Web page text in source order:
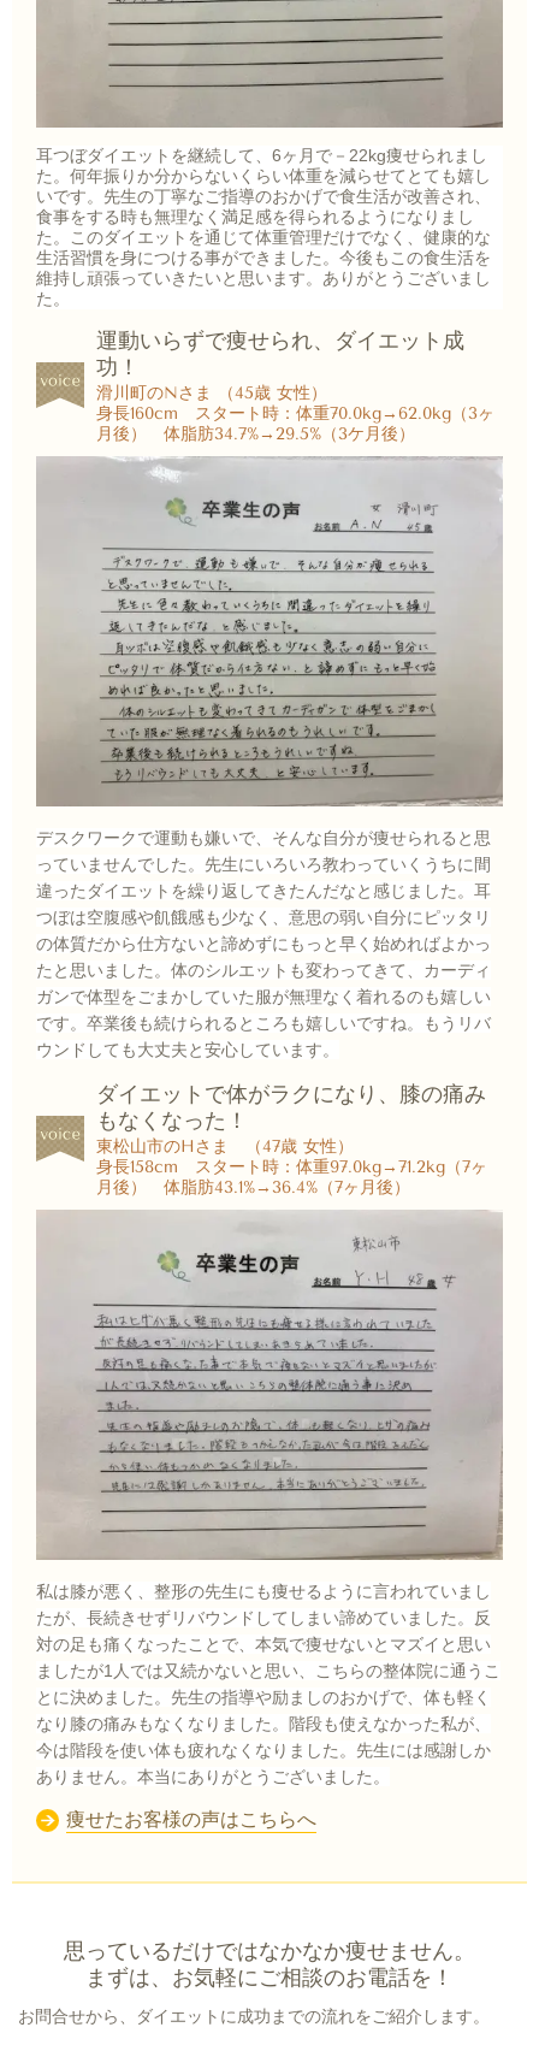
耳つぼダイエットを継続して、6ヶ月で－22kg痩せられまし
た。何年振りか分からないくらい体重を減らせてとても嬉し
いです。先生の丁寧なご指導のおかげで食生活が改善され、
食事をする時も無理なく満足感を得られるようになりまし
た。このダイエットを通じて体重管理だけでなく、健康的な
生活習慣を身につける事ができました。今後もこの食生活を
維持し頑張っていきたいと思います。ありがとうございまし
た。
運動いらずで痩せられ、ダイエット成
功！
滑川町のNさま （45歳 女性）
身長160cm スタート時：体重70.0kg→62.0kg（3ヶ
月後） 体脂肪34.7%→29.5%（3ケ月後）
デスクワークで運動も嫌いで、そんな自分が痩せられると思
っていませんでした。先生にいろいろ教わっていくうちに間
違ったダイエットを繰り返してきたんだなと感じました。耳
つぼは空腹感や飢餓感も少なく、意思の弱い自分にピッタリ
の体質だから仕方ないと諦めずにもっと早く始めればよかっ
たと思いました。体のシルエットも変わってきて、カーディ
ガンで体型をごまかしていた服が無理なく着れるのも嬉しい
です。卒業後も続けられるところも嬉しいですね。もうリバ
ウンドしても大丈夫と安心しています。
ダイエットで体がラクになり、膝の痛み
もなくなった！
東松山市のHさま （47歳 女性）
身長158cm スタート時：体重97.0kg→71.2kg（7ヶ
月後） 体脂肪43.1%→36.4%（7ヶ月後）
私は膝が悪く、整形の先生にも痩せるように言われていまし
たが、長続きせずリバウンドしてしまい諦めていました。反
対の足も痛くなったことで、本気で痩せないとマズイと思い
ましたが1人では又続かないと思い、こちらの整体院に通うこ
とに決めました。先生の指導や励ましのおかげで、体も軽く
なり膝の痛みもなくなりました。階段も使えなかった私が、
今は階段を使い体も疲れなくなりました。先生には感謝しか
ありません。本当にありがとうございました。
痩せたお客様の声はこちらへ
思っているだけではなかなか痩せません。
まずは、お気軽にご相談のお電話を！
お問合せから、ダイエットに成功までの流れをご紹介します。